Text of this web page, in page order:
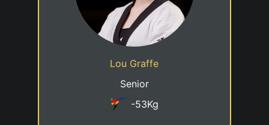
Lou Graffe
Senior
-53Kg
Cadre nationale - A4
Taekwondo Centre Luxembourg